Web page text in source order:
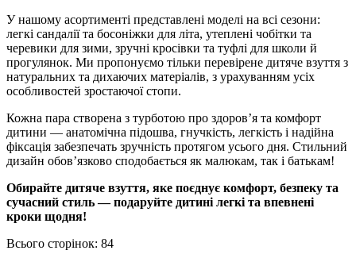
У нашому асортименті представлені моделі на всі сезони:
легкі сандалії та босоніжки для літа, утеплені чобітки та
черевики для зими, зручні кросівки та туфлі для школи й
прогулянок. Ми пропонуємо тільки перевірене дитяче взуття з
натуральних та дихаючих матеріалів, з урахуванням усіх
особливостей зростаючої стопи.
Кожна пара створена з турботою про здоров’я та комфорт
дитини — анатомічна підошва, гнучкість, легкість і надійна
фіксація забезпечать зручність протягом усього дня. Стильний
дизайн обов’язково сподобається як малюкам, так і батькам!
Обирайте дитяче взуття, яке поєднує комфорт, безпеку та
сучасний стиль — подаруйте дитині легкі та впевнені
кроки щодня!
Всього сторінок: 84